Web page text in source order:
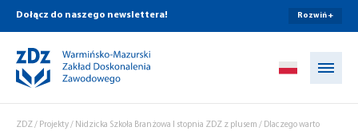
Dołącz do naszego newslettera! Rozwiń +
ZDZ/ Projekty/ Nidzicka Szkoła Branżowa I stopnia ZDZ z plusem / Dlaczego warto